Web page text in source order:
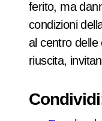
ferito, ma
condizioni
al centro delle
riuscita,